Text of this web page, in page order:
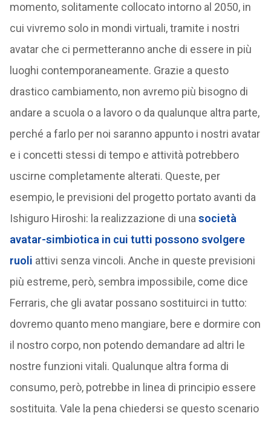
momento, solitamente collocato intorno al 2050, in
cui vivremo solo in mondi virtuali, tramite i nostri
avatar che ci permetteranno anche di essere in più
luoghi contemporaneamente. Grazie a questo
drastico cambiamento, non avremo più bisogno di
andare a scuola o a lavoro o da qualunque altra parte,
perché a farlo per noi saranno appunto i nostri avatar
e i concetti stessi di tempo e attività potrebbero
uscirne completamente alterati. Queste, per
esempio, le previsioni del progetto portato avanti da
Ishiguro Hiroshi: la realizzazione di una società
avatar-simbiotica in cui tutti possono svolgere
ruoli attivi senza vincoli. Anche in queste previsioni
più estreme, però, sembra impossibile, come dice
Ferraris, che gli avatar possano sostituirci in tutto:
dovremo quanto meno mangiare, bere e dormire con
il nostro corpo, non potendo demandare ad altri le
nostre funzioni vitali. Qualunque altra forma di
consumo, però, potrebbe in linea di principio essere
sostituita. Vale la pena chiedersi se questo scenario